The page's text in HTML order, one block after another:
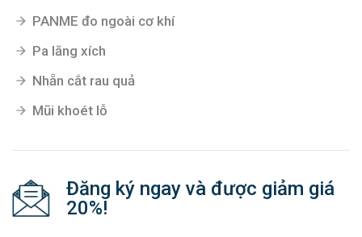
PANME đo ngoài cơ khí
Pa lăng xích
Nhẵn cắt rau quả
Mũi khoét lỗ
Đăng ký ngay và được giảm giá
20%!